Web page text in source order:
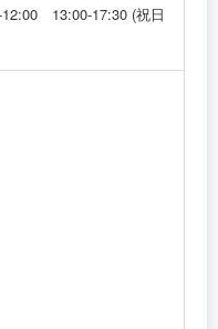
13:00‐17:30 (祝日